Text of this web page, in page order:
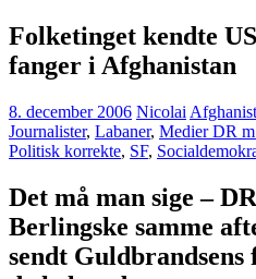
Folketinget kendte
fanger i Afghanistan
8. december 2006 Nicolai
Journalister, Labaner, Medier DR
Politisk korrekte, SF,
Det må man sige –
Berlingske samme
sendt